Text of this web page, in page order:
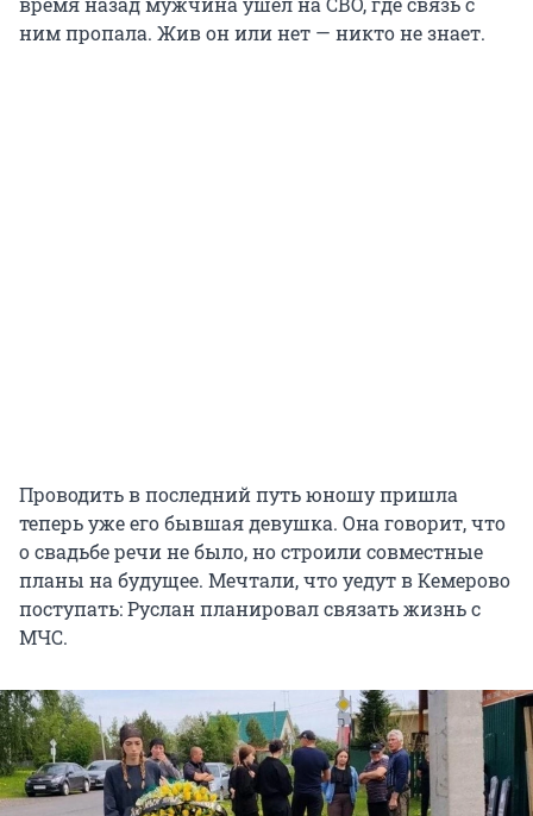
ним пропала. Жив он или нет — никто не знает.
Проводить в последний путь юношу пришла
теперь уже его бывшая девушка. Она говорит, что
о свадьбе речи не было, но строили совместные
планы на будущее. Мечтали, что уедут в Кемерово
поступать: Руслан планировал связать жизнь с
МЧС.